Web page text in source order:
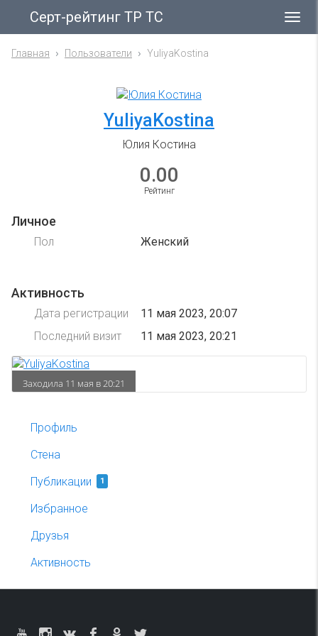
Серт-рейтинг ТР ТС
Главная Пользователи YuliyaKostina
YuliyaKostina
Юлия Костина
0.00
Рейтинг
Личное
Пол Женский
Активность
Дата регистрации
11 мая 2023, 20:07
Последний визит
11 мая 2023, 20:21
Заходила 11 мая в 20:21
Профиль
Стена
Публикации
1
Избранное
Друзья
Активность